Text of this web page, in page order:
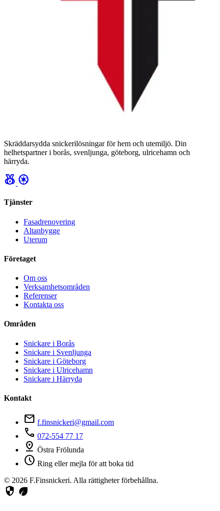
Skräddarsydda snickerilösningar för hem och utemiljö. Din
helhetspartner i borås, svenljunga, göteborg, ulricehamn och
härryda.
social_leaderboard camera
Tjänster
Fasadrenovering
Altanbygge
Uterum
Företaget
Om oss
Verksamhetsområden
Referenser
Kontakta oss
Områden
Snickare i Borås
Snickare i Svenljunga
Snickare i Göteborg
Snickare i Ulricehamn
Snickare i Härryda
Kontakt
mail f.finsnickeri@gmail.com
phone 072-554 77 17
pin_drop Östra Frölunda
schedule Ring eller mejla för att boka tid
© 2026 F.Finsnickeri. Alla rättigheter förbehållna.
security eco